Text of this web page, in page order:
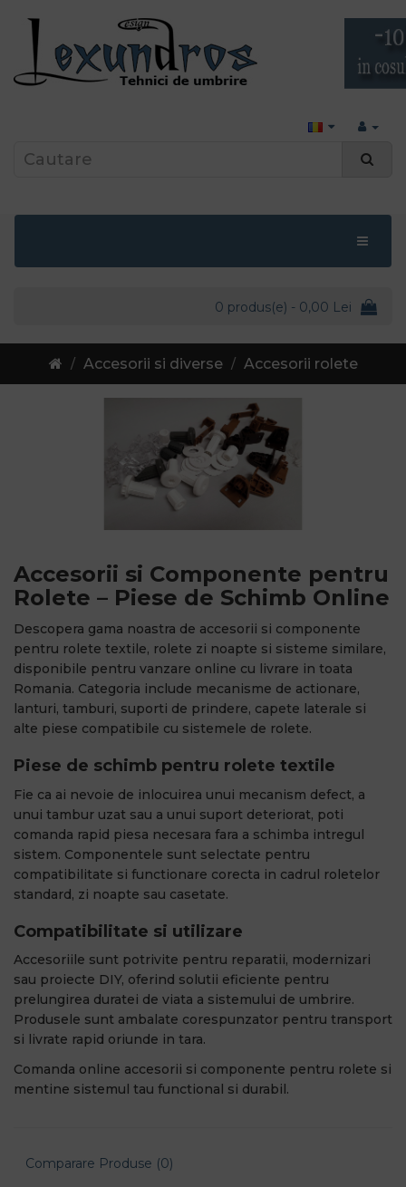
0 produs(e) - 0,00 Lei
Accesorii si diverse Accesorii rolete
Accesorii si Componente pentru
Rolete – Piese de Schimb Online
Descopera gama noastra de accesorii si componente
pentru rolete textile, rolete zi noapte si sisteme similare,
disponibile pentru vanzare online cu livrare in toata
Romania. Categoria include mecanisme de actionare,
lanturi, tamburi, suporti de prindere, capete laterale si
alte piese compatibile cu sistemele de rolete.
Piese de schimb pentru rolete textile
Fie ca ai nevoie de inlocuirea unui mecanism defect, a
unui tambur uzat sau a unui suport deteriorat, poti
comanda rapid piesa necesara fara a schimba intregul
sistem. Componentele sunt selectate pentru
compatibilitate si functionare corecta in cadrul roletelor
standard, zi noapte sau casetate.
Compatibilitate si utilizare
Accesoriile sunt potrivite pentru reparatii, modernizari
sau proiecte DIY, oferind solutii eficiente pentru
prelungirea duratei de viata a sistemului de umbrire.
Produsele sunt ambalate corespunzator pentru transport
si livrate rapid oriunde in tara.
Comanda online accesorii si componente pentru rolete si
mentine sistemul tau functional si durabil.
Comparare Produse (0)